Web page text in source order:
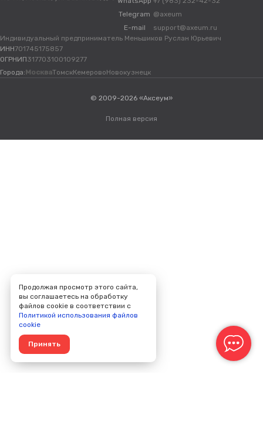
Telegram @axeum
E-mail
support@axeum.ru
Индивидуальный предприниматель Меньшиков Руслан Юрьевич
ИНН701745175857
ОГРНИП317703100109277
Города: МоскваТомскКемеровоНовокузнецк
© 2009-2026 «Аксеум»
Полная версия
Продолжая просмотр этого сайта,
вы соглашаетесь на обработку
файлов cookie в соответствии с
Политикой использования файлов
cookie
Принять